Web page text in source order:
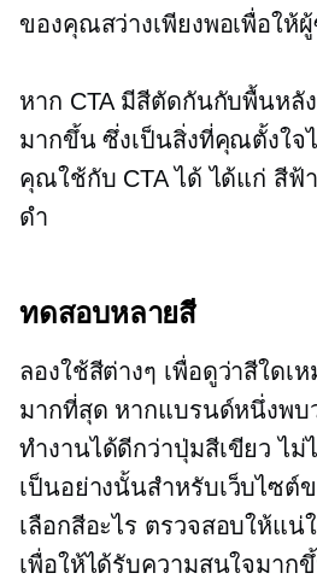
ของคุณสว่างเพียงพอเพื่อใ
หาก CTA มีสีตัดกันกับพื้นหลั
มากขึ้น ซึ่งเป็นสิ่งที่คุณตั้งใจ
คุณใช้กับ CTA ได้ ได้แก่ สีฟ้
ดำ
ทดสอบหลายสี
ลองใช้สีต่างๆ เพื่อดูว่าสีใดเ
มากที่สุด หากแบรนด์หนึ่งพบ
ทำงานได้ดีกว่าปุ่มสีเขียว ไม่
เป็นอย่างนั้นสำหรับเว็บไซ
เลือกสีอะไร ตรวจสอบให้แน่
เพื่อให้ได้รับความสนใจมาก